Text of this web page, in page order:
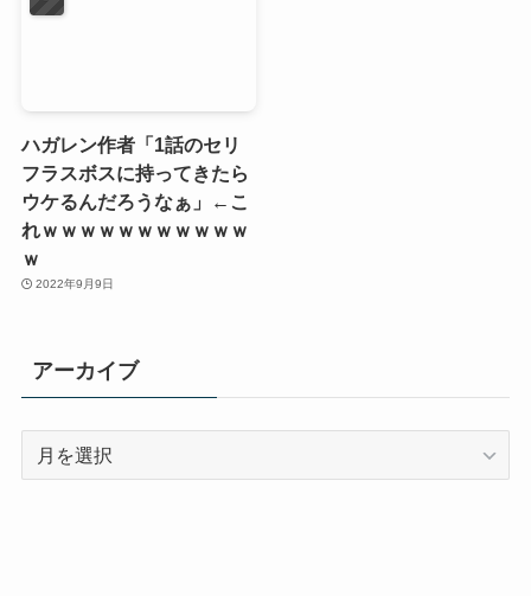
ハガレン作者「1話のセリ
フラスボスに持ってきたら
ウケるんだろうなぁ」←こ
れｗｗｗｗｗｗｗｗｗｗｗ
ｗ
2022年9月9日
アーカイブ